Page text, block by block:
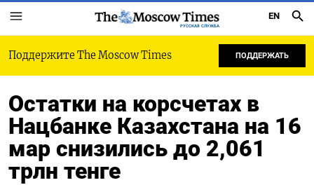
РУССКАЯ СЛУЖБА
EN
Поддержите The Moscow Times ПОДДЕРЖАТЬ
Остатки на корсчетах в
Нацбанке Казахстана на 16
мар снизились до 2,061
трлн тенге